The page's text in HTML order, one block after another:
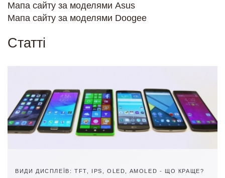
Мапа сайту за моделями Asus
Мапа сайту за моделями Doogee
Cтатті
ВИДИ ДИСПЛЕЇВ: TFT, IPS, OLED, AMOLED - ЩО КРАЩЕ?